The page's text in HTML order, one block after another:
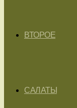
ВТОРОЕ
САЛАТЫ